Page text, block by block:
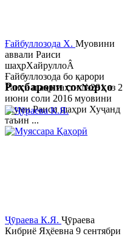
Ғайбуллозода Х. Муовини
аввали Раиси
шаҳрХайруллоÂ
Ғайбуллозода бо қарори
Раиси шаҳр таҳти №281 аз 2
июни соли 2016 муовини
якуми Раиси шаҳри Хуҷанд
таъин ...
Роҳбарони сохторҳо
Ҷӯраева К.Я. Ҷӯраева
Кибриё Яҳёевна 9 сентябри